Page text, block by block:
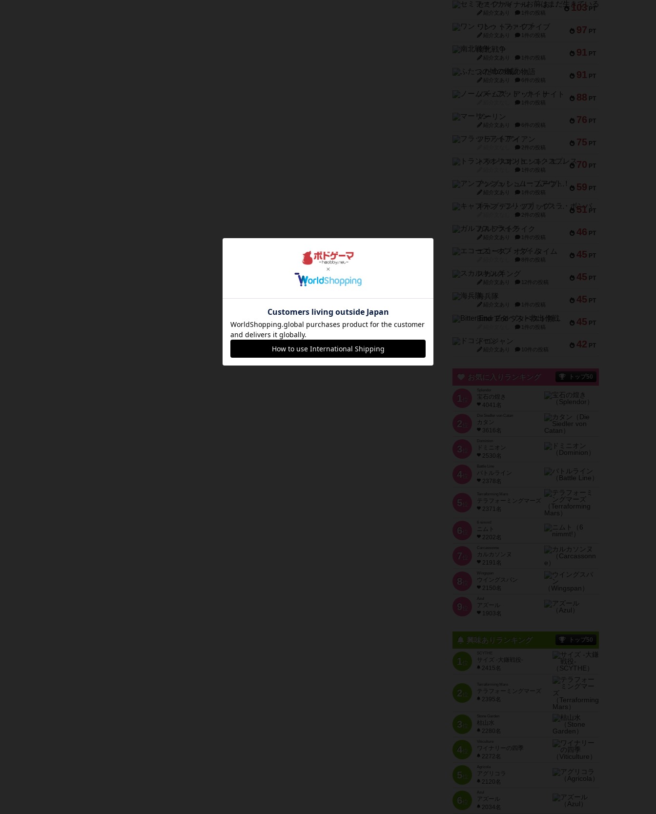
103 PT
セミファイナル ～お前はまだ生きている～
紹介文あり 1件の投稿
97 PT
ワン・トゥ・ファイブ
紹介文あり 1件の投稿
91 PT
南北戦争
紹介文あり 1件の投稿
91 PT
ふたつの城の物語
紹介文あり 6件の投稿
88 PT
ノームズ・アット・ナイト
1件の投稿
76 PT
マーリン
紹介文あり 6件の投稿
75 PT
フラットアイアン
2件の投稿
70 PT
トランスオリエント・エクスプレス
1件の投稿
59 PT
アンブッシュ！：ムーブアウト！
紹介文あり 1件の投稿
51 PT
キャプテン・フリップ：イスラ・ボンバ
2件の投稿
46 PT
ガルフストライク
紹介文あり 1件の投稿
45 PT
エコーズ・オブ・タイム
8件の投稿
45 PT
スカルキング
紹介文あり 12件の投稿
45 PT
海兵隊
紹介文あり 1件の投稿
45 PT
Bitter End ブタペスト救出作戦
1件の投稿
42 PT
ドコジャン
紹介文あり 10件の投稿
お気に入りランキング トップ50
1 位
宝石の煌き
4041名
2 位
Die Siedler von Catan
カタン
3616名
3 位
ドミニオン
2530名
4位
Battle Line
バトルライン
2378名
5 位
Terraforming Mars
テラフォーミングマーズ
2371名
6 位
ニムト
2202名
7 位
Carcassonne
カルカソンヌ
2191名
8 位
Wingspan
ウイングスパン
2150名
9 位
Azul
アズール
1903名
興味ありランキング トップ50
1位
SCYTHE
サイズ -大鎌戦役-
2415名
2位
Terraforming Mars
テラフォーミングマーズ
2395名
3位
Stone Garden
枯山水
2280名
4位
Viticulture
ワイナリーの四季
2272名
5位
Agricola
アグリコラ
2120名
6位
Azul
アズール
2034名